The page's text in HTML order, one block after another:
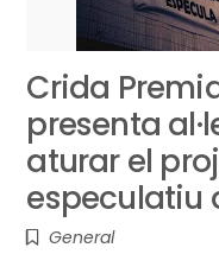
Crida
presenta
aturar el
especulatiu
General